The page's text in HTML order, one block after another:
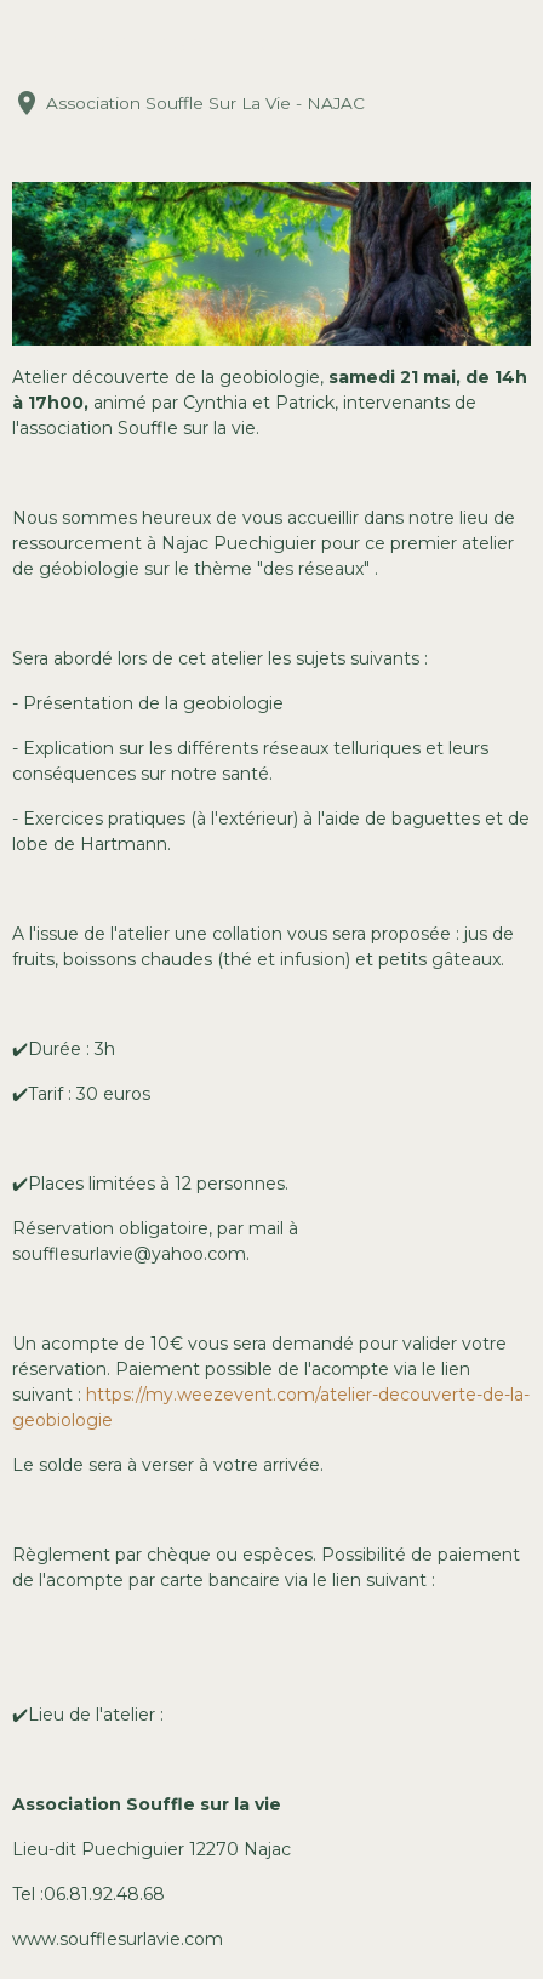
Association Souffle Sur La Vie - NAJAC
Atelier découverte de la geobiologie, samedi 21 mai, de 14h
à 17h00, animé par Cynthia et Patrick, intervenants de
l'association Souffle sur la vie.
Nous sommes heureux de vous accueillir dans notre lieu de
ressourcement à Najac Puechiguier pour ce premier atelier
de géobiologie sur le thème "des réseaux" .
Sera abordé lors de cet atelier les sujets suivants :
- Présentation de la geobiologie
- Explication sur les différents réseaux telluriques et leurs
conséquences sur notre santé.
- Exercices pratiques (à l'extérieur) à l'aide de baguettes et de
lobe de Hartmann.
A l'issue de l'atelier une collation vous sera proposée : jus de
fruits, boissons chaudes (thé et infusion) et petits gâteaux.
✔️Durée : 3h
✔️Tarif : 30 euros
✔️Places limitées à 12 personnes.
Réservation obligatoire, par mail à
soufflesurlavie@yahoo.com.
Un acompte de 10€ vous sera demandé pour valider votre
réservation. Paiement possible de l'acompte via le lien
suivant : https://my.weezevent.com/atelier-decouverte-de-la-
geobiologie
Le solde sera à verser à votre arrivée.
Règlement par chèque ou espèces. Possibilité de paiement
de l'acompte par carte bancaire via le lien suivant :
✔️Lieu de l'atelier :
Association Souffle sur la vie
Lieu-dit Puechiguier 12270 Najac
Tel :06.81.92.48.68
www.soufflesurlavie.com